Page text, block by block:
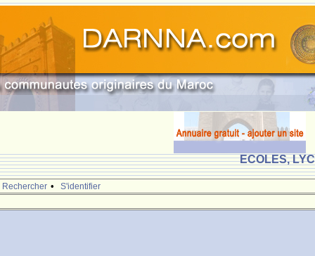
ECOLES,
Rechercher • S'identifier